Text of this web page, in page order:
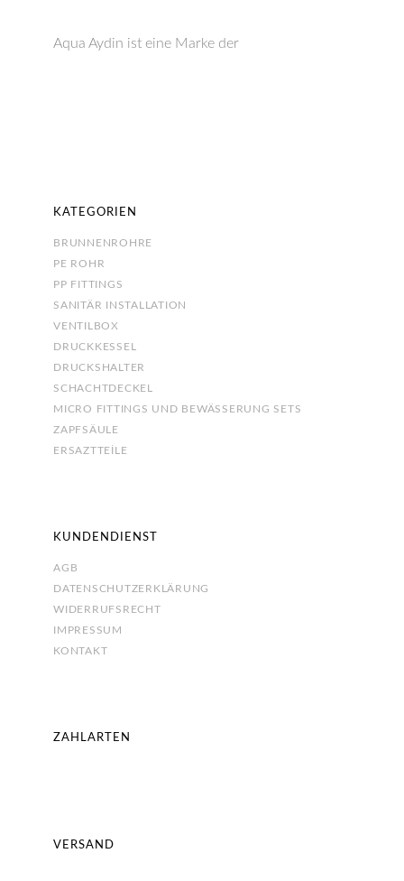
Aqua Aydin ist eine Marke der
KATEGORIEN
BRUNNENROHRE
PE ROHR
PP FITTINGS
SANITÄR INSTALLATION
VENTILBOX
DRUCKKESSEL
DRUCKSHALTER
SCHACHTDECKEL
MICRO FITTINGS UND BEWÄSSERUNG SETS
ZAPFSÄULE
ERSAZTTEİLE
KUNDENDIENST
AGB
DATENSCHUTZERKLÄRUNG
WIDERRUFSRECHT
IMPRESSUM
KONTAKT
ZAHLARTEN
VERSAND